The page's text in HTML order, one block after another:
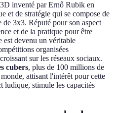
inventé par Ernő Rubik en
et de stratégie qui se compose de
de 3x3. Réputé pour son aspect
et de la pratique pour être
devenu un véritable
organisées
sur les réseaux sociaux.
cubers, plus de 100 millions de
attisant l'intérêt pour cette
ludique, stimule les capacités